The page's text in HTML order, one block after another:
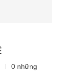
0 những